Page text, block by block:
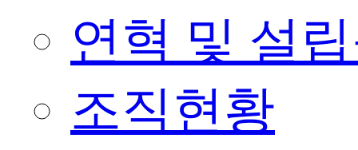
연혁 및 설
조직현황